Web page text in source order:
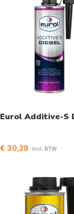
Eurol Additive-S
€ 30,29 incl. BTW